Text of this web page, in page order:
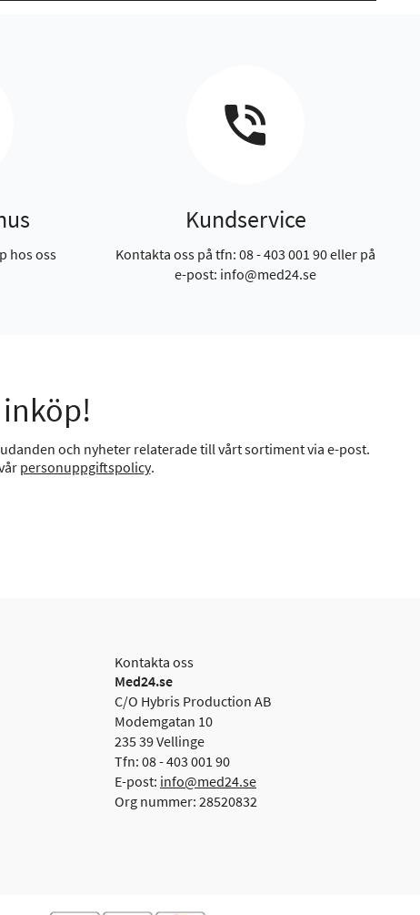
hos oss
Kundservice
Kontakta oss på tfn: 08 - 403 001 90 eller på
e-post: info@med24.se
och nyheter relaterade till vårt sortiment via e-post.
personuppgiftspolicy.
Kontakta oss
Med24.se
C/O Hybris Production AB
Modemgatan 10
235 39 Vellinge
Tfn: 08 - 403 001 90
E-post: info@med24.se
Org nummer: 28520832